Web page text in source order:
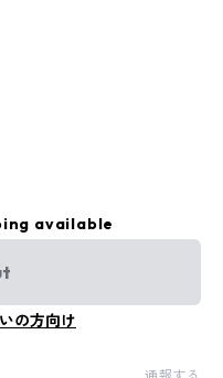
available
の方向け